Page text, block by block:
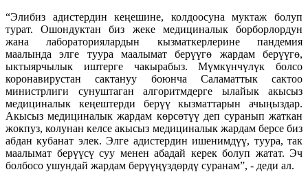
“Элибиз адистердин кеңешине, колдоосуна муктаж болуп
турат. Ошондуктан биз жеке медициналык борборлордун
жана лабораториялардын кызматкерлерине пандемия
маалында элге туура маалымат берүүгө жардам берүүгө,
ыктыярчылык иштерге чакырабыз. Мүмкүнчүлүк болсо
коронавирустан сактануу боюнча Саламаттык сактоо
министрлиги сунуштаган алгоритмдерге ылайык акысыз
медициналык кеңештерди берүү кызматтарын ачыңыздар.
Акысыз медициналык жардам көрсөтүү деп суранып жаткан
жокпуз, колунан келсе акысыз медициналык жардам берсе биз
абдан кубанат элек. Элге адистердин ишенимдүү, туура, так
маалымат берүүсү суу менен абадай керек болуп жатат. Эч
болбосо ушундай жардам берүүңүздөрдү суранам”, - деди ал.